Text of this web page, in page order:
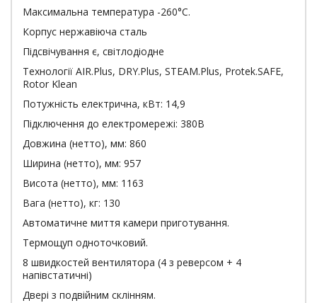
Максимальна температура -260°С.
Корпус нержавіюча сталь
Підсвічування є, світлодіодне
Технології AIR.Plus, DRY.Plus, STEAM.Plus, Protek.SAFE,
Rotor Klean
Потужність електрична, кВт: 14,9
Підключення до електромережі: 380В
Довжина (нетто), мм: 860
Ширина (нетто), мм: 957
Висота (нетто), мм: 1163
Вага (нетто), кг: 130
Автоматичне миття камери приготування.
Термощуп одноточковий.
8 швидкостей вентилятора (4 з реверсом + 4
напівстатичні)
Двері з подвійним склінням.